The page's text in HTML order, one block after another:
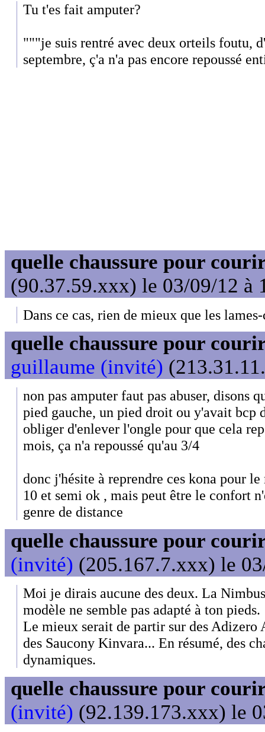
Tu t'es fait amputer?
"""je suis rentré avec deux orteils foutu,
septembre, ç'a n'a pas encore repoussé
quelle chaussure pour
(90.37.59.xxx) le 03/09/12 à
Dans ce cas, rien de mieux que les
quelle chaussure pour
guillaume (invité)
non pas amputer faut pas abuser, disons
pied gauche, un pied droit ou y'avait bcp
obliger d'enlever l'ongle pour que cela
mois, ça n'a repoussé qu'au 3/4
donc j'hésite à reprendre ces kona pour
10 et semi ok , mais peut être le confort
genre de distance
quelle chaussure pour
(invité) (205.167.7.xxx) le
Moi je dirais aucune des deux. La
modèle ne semble pas adapté à ton pieds.
Le mieux serait de partir sur des Adizero
des Saucony Kinvara... En résumé, des
dynamiques.
quelle chaussure pour
(invité) (92.139.173.xxx) le